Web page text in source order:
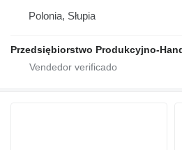
Polonia, Słupia